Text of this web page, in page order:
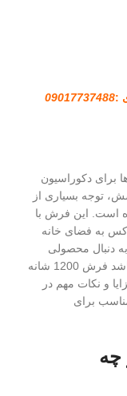
:
09017737488
برای دکوراسیون
توجه بسیاری از
است. این فرش با
به فضای خانه
دنبال محصولی
هستید که علاوه بر زیبایی، کاربردی و مقاوم باشد فرش 1200 شانه
و نکات مهم در
برای
چه